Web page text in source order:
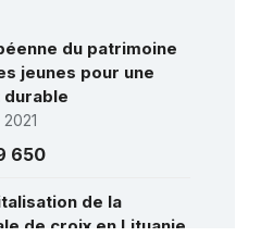
du patrimoine
jeunes pour une
durable
650
de la
de croix en Lituanie